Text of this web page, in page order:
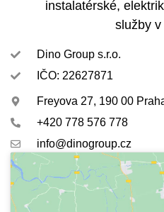
instalatérské,
služby v
Dino Group s.r.o.
IČO: 22627871
Freyova 27, 190 00
+420 778 576 778
info@dinogroup.cz